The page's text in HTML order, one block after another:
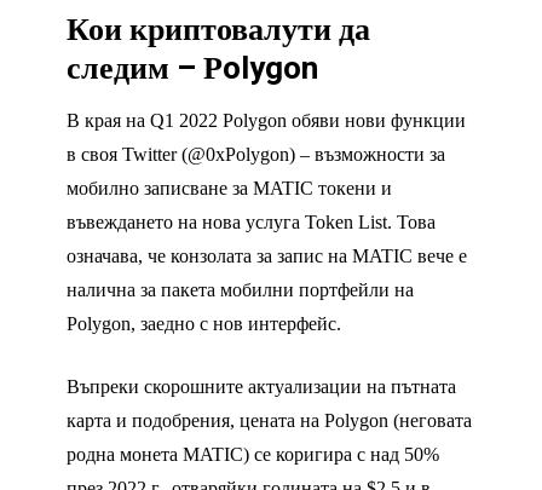
Кои криптовалути да
следим – Рolygon
В края на Q1 2022 Polygon обяви нови функции
в своя Twitter (@0xPolygon) – възможности за
мобилно записване за MATIC токени и
въвеждането на нова услуга Token List. Това
означава, че конзолата за запис на MATIC вече е
налична за пакета мобилни портфейли на
Polygon, заедно с нов интерфейс.
Въпреки скорошните актуализации на пътната
карта и подобрения, цената на Polygon (неговата
родна монета MATIC) се коригира с над 50%